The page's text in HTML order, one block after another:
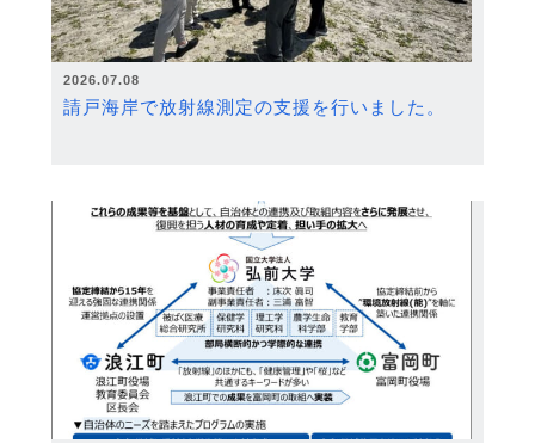
2026.07.08
請戸海岸で放射線測定の支援を行いました。